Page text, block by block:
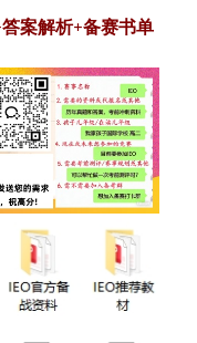
案解析+备赛书单